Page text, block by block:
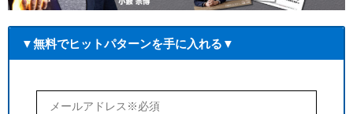
▼無料でヒットパターンを手に入れる▼